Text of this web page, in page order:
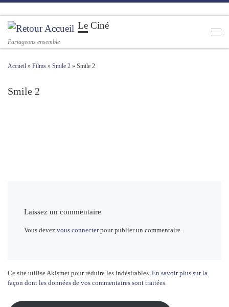
Passer au contenu
Le Ciné
Partageons ensemble
Accueil » Films » Smile 2 » Smile 2
Smile 2
Laissez un commentaire
Vous devezvous connecterpour publier un commentaire.
Ce site utilise Akismet pour réduire les indésirables. En savoir plus sur la
façon dont les données de vos commentaires sont traitées